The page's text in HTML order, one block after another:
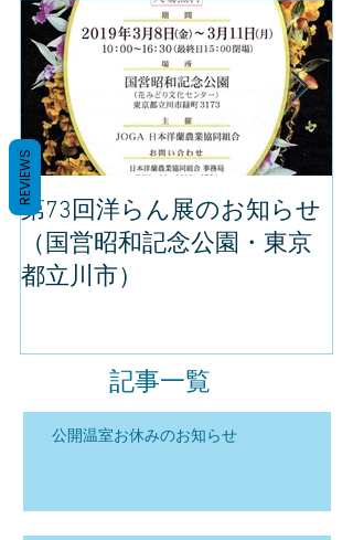
第73回洋らん展のお知らせ
（国営昭和記念公園・東京
都立川市）
記事一覧
公開温室お休みのお知らせ
REVIEWS